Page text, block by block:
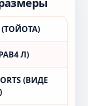
(ТОЙОТА)
Л)
(ВИДЕ